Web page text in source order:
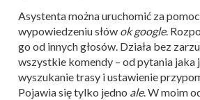
Asystenta można uruchomić za
wypowiedzeniu słów ok google.
go od innych głosów. Działa bez
wszystkie komendy – od pytania jaka
wyszukanie trasy i ustawienie
Pojawia się tylko jedno ale. W moim